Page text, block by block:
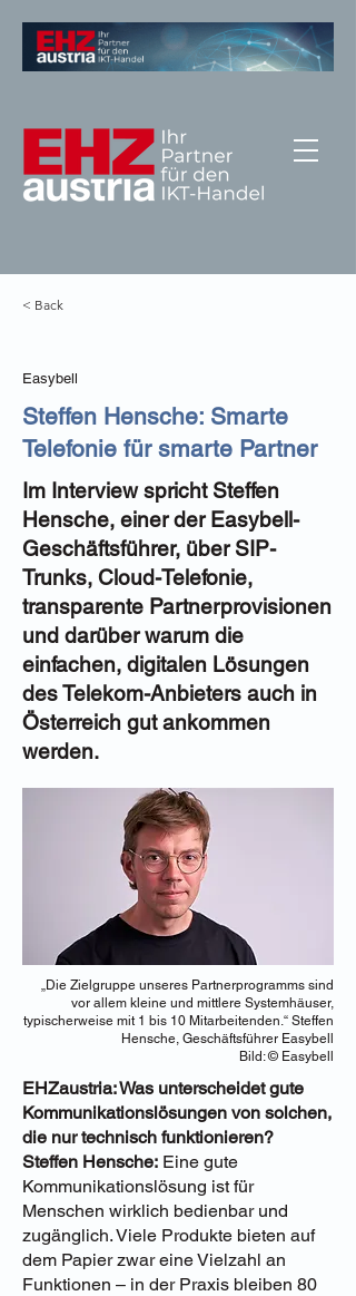
< Back
Easybell
Steffen Hensche: Smarte
Telefonie für smarte Partner
Im Interview spricht Steffen
Hensche, einer der Easybell-
Geschäftsführer, über SIP-
Trunks, Cloud-Telefonie,
transparente Partnerprovisionen
und darüber warum die
einfachen, digitalen Lösungen
des Telekom-Anbieters auch in
Österreich gut ankommen
werden.
„Die Zielgruppe unseres Partnerprogramms sind
vor allem kleine und mittlere Systemhäuser,
typischerweise mit 1 bis 10 Mitarbeitenden.“ Steffen
Hensche, Geschäftsführer Easybell
Bild: © Easybell
EHZaustria: Was unterscheidet gute
Kommunikationslösungen von solchen,
die nur technisch funktionieren?
Steffen Hensche: Eine gute
Kommunikationslösung ist für
Menschen wirklich bedienbar und
zugänglich. Viele Produkte bieten auf
dem Papier zwar eine Vielzahl an
Funktionen – in der Praxis bleiben 80